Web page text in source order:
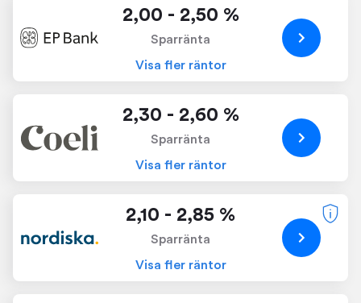
2,00 - 2,50 %
Sparränta
Visa fler räntor
2,30 - 2,60 %
Sparränta
Visa fler räntor
2,10 - 2,85 %
Sparränta
Visa fler räntor